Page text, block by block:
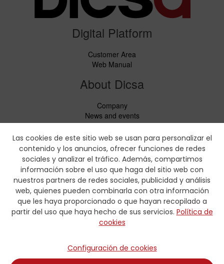
Las cookies de este sitio web se usan para personalizar el
contenido y los anuncios, ofrecer funciones de redes
sociales y analizar el tráfico. Además, compartimos
información sobre el uso que haga del sitio web con
nuestros partners de redes sociales, publicidad y análisis
web, quienes pueden combinarla con otra información
que les haya proporcionado o que hayan recopilado a
partir del uso que haya hecho de sus servicios. Política de
cookies
Configuración de cookies
Digital Platform
Customer Area
Web Manual
About Dicsa
Company
News and events
Services
Code of Conduct
Social responsability
CbC Report
Downloads
Price lists and leaflets
Certificates
Crimping charts
Hydraulic Forms
Contact